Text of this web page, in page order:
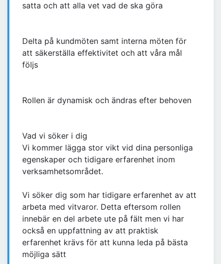
satta och att alla vet vad de ska göra
Delta på kundmöten samt interna möten för
att säkerställa effektivitet och att våra mål
följs
Rollen är dynamisk och ändras efter behoven
Vad vi söker i dig
Vi kommer lägga stor vikt vid dina personliga
egenskaper och tidigare erfarenhet inom
verksamhetsområdet.
Vi söker dig som har tidigare erfarenhet av att
arbeta med vitvaror. Detta eftersom rollen
innebär en del arbete ute på fält men vi har
också en uppfattning av att praktisk
erfarenhet krävs för att kunna leda på bästa
möjliga sätt